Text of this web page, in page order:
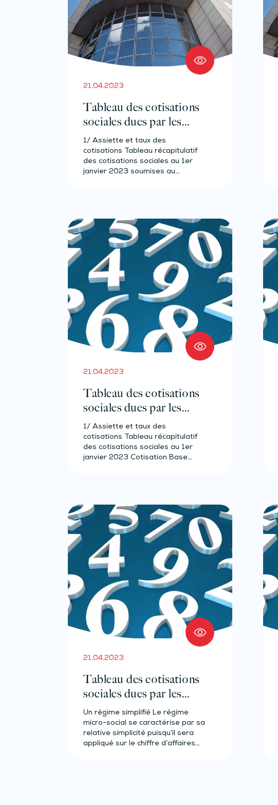
21.04.2023
Tableau des cotisations
sociales dues par les
artistes-auteurs – Année
2023
1/ Assiette et taux des
cotisations Tableau récapitulatif
des cotisations sociales au 1er
janvier 2023 soumises au
21.04.2023
Tableau des cotisations
sociales dues par les
commerçants – Année
2023
1/ Assiette et taux des
cotisations Tableau récapitulatif
des cotisations sociales au 1er
janvier 2023 Cotisation Base…
21.04.2023
Tableau des cotisations
sociales dues par les
micro-entrepreneurs –
Année 2023
Un régime simplifié Le régime
micro-social se caractérise par sa
relative simplicité puisqu’il sera
appliqué sur le chiffre d’affaires